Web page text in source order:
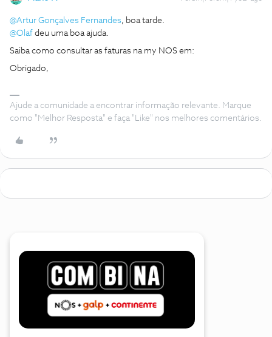
@Artur Gonçalves Fernandes, boa tarde.
@Olaf deu uma boa ajuda.
Saiba como consultar as faturas na my NOS em:
Obrigado,
Ajude a comunidade a encontrar informação relevante. Marque
como "Melhor Resposta" e faça "Like" nos melhores comentários.